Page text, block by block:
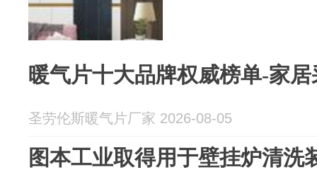
暖气片十大品牌权威榜单-家
圣劳伦斯暖气片厂家 2026-08-05
图本工业取得用于壁挂炉清洗